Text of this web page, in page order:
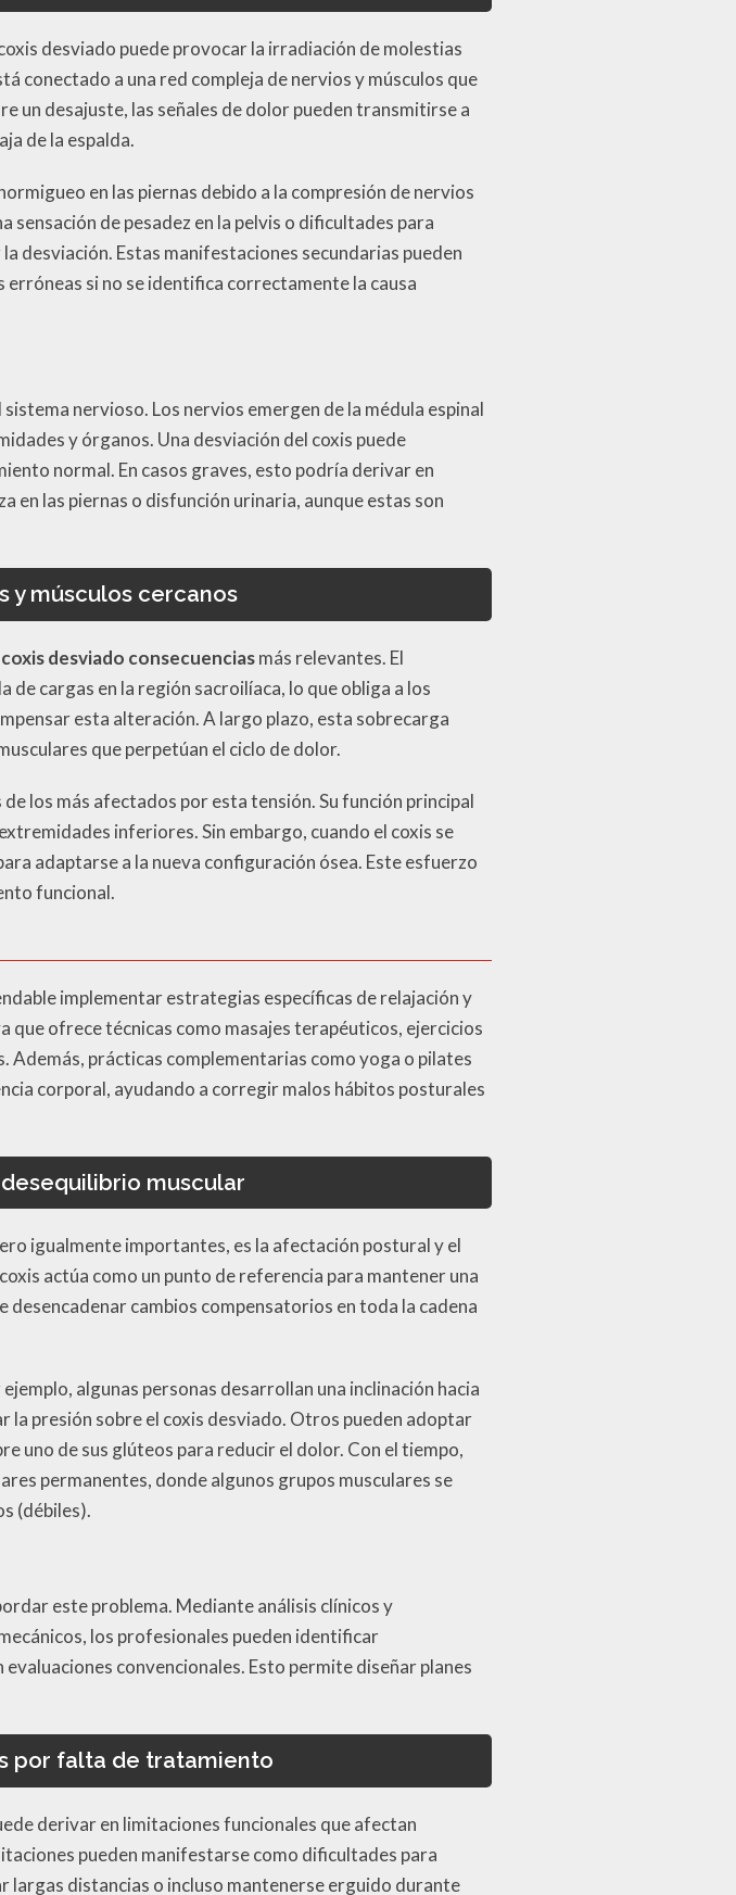
desviado puede provocar la irradiación de molestias
conectado a una red compleja de nervios y músculos que
un desajuste, las señales de dolor pueden transmitirse a
de la espalda.
en las piernas debido a la compresión de nervios
sensación de pesadez en la pelvis o dificultades para
desviación. Estas manifestaciones secundarias pueden
si no se identifica correctamente la causa
nervioso. Los nervios emergen de la médula espinal
y órganos. Una desviación del coxis puede
normal. En casos graves, esto podría derivar en
las piernas o disfunción urinaria, aunque estas son
y músculos cercanos
coxis desviado consecuenciasmás relevantes. El
cargas en la región sacroilíaca, lo que obliga a los
esta alteración. A largo plazo, esta sobrecarga
que perpetúan el ciclo de dolor.
los más afectados por esta tensión. Su función principal
inferiores. Sin embargo, cuando el coxis se
adaptarse a la nueva configuración ósea. Este esfuerzo
funcional.
implementar estrategias específicas de relajación y
que ofrece técnicas como masajes terapéuticos, ejercicios
prácticas complementarias como yoga o pilates
corporal, ayudando a corregir malos hábitos posturales
muscular
igualmente importantes, es la afectación postural y el
actúa como un punto de referencia para mantener una
cambios compensatorios en toda la cadena
algunas personas desarrollan una inclinación hacia
presión sobre el coxis desviado. Otros pueden adoptar
uno de sus glúteos para reducir el dolor. Con el tiempo,
permanentes, donde algunos grupos musculares se
(débiles).
este problema. Mediante análisis clínicos y
los profesionales pueden identificar
convencionales. Esto permite diseñar planes
por falta de tratamiento
derivar en limitaciones funcionales que afectan
pueden manifestarse como dificultades para
largas distancias o incluso mantenerse erguido durante